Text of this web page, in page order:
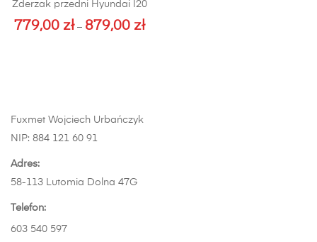
Zderzak przedni Hyundai I20
779,00 zł – 879,00 złZakres
na
Fuxmet Wojciech Urbańczyk
NIP: 884 121 60 91
Adres:
58-113 Lutomia Dolna 47G
Telefon:
603 540 597